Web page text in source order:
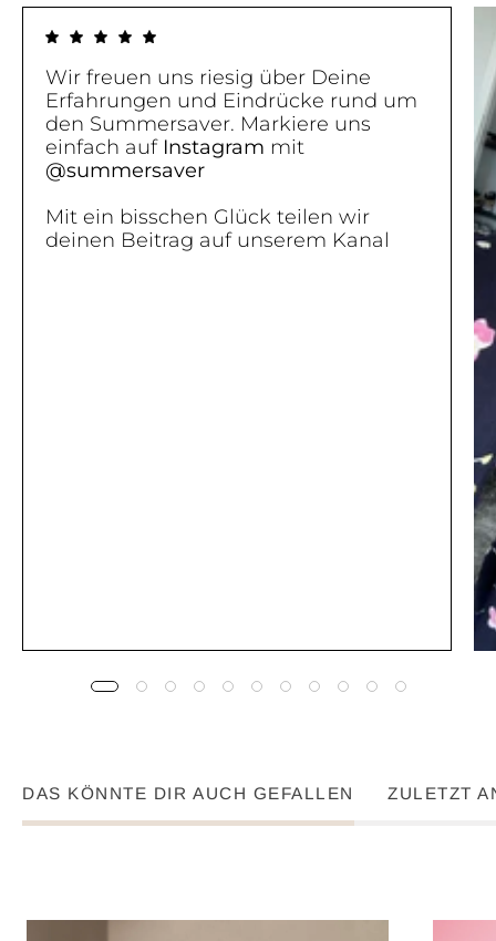
Wir freuen uns riesig über Deine
Erfahrungen und Eindrücke rund um
den Summersaver. Markiere uns
einfach auf Instagram mit
@summersaver
Mit ein bisschen Glück teilen wir
deinen Beitrag auf unserem Kanal
DAS KÖNNTE DIR AUCH GEFALLEN ZULETZT